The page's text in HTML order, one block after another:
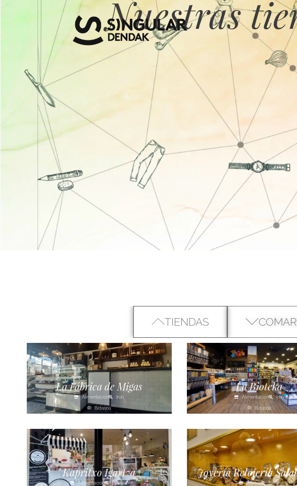
Nuestras
TIENDAS
La Fábrica de Migas
Alimentación Irún
Bidasoa
La Bioteka
Alimentación Irún
Bidasoa
Kapritxo Igartza
Alimentación Beasain
Joyería Relojería
Joyería Eibar